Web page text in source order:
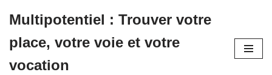
au
contenu
Multipotentiel : Trouver votre
place, votre voie et votre
vocation